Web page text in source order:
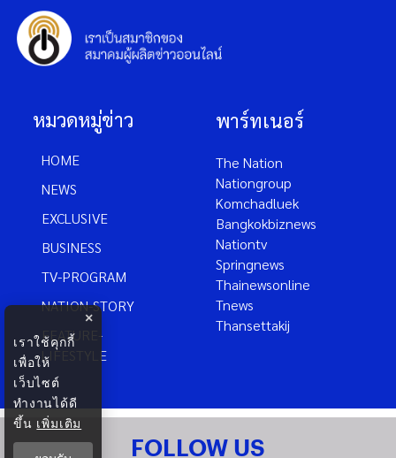
หมวดหมู่ข่าว
HOME
NEWS
EXCLUSIVE
BUSINESS
TV-PROGRAM
NATION-STORY
FEATURE-
LIFESTYLE
พาร์ทเนอร์
The Nation
Nationgroup
Komchadluek
Bangkokbiznews
Nationtv
Springnews
Thainewsonline
Tnews
Thansettakij
FOLLOW US
×
เราใช้คุกกี้
เพื่อให้
เว็บไซต์
ทำงานได้ดี
ขึ้น เพิ่มเติม